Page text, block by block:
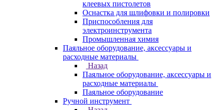
клеевых пистолетов
Оснастка для шлифовки и полировки
Приспособления для
электроинструмента
Промышленная химия
Паяльное оборудование, аксессуары и
расходные материалы
Назад
Паяльное оборудование, аксессуары и
расходные материалы
Паяльное оборудование
Ручной инструмент